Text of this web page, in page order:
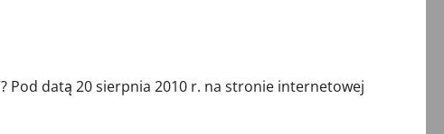
Pod datą 20 sierpnia 2010 r. na stronie internetowej